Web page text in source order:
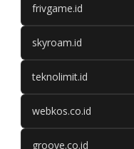
frivgame.id
skyroam.id
teknolimit.id
webkos.co.id
groove.co.id